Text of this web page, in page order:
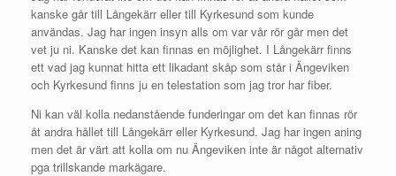
kanske går till Långekärr eller till Kyrkesund som kunde
användas. Jag har ingen insyn alls om var vår rör går men det
vet ju ni. Kanske det kan finnas en möjlighet. I Långekärr finns
ett vad jag kunnat hitta ett likadant skåp som står i Ängeviken
och Kyrkesund finns ju en telestation som jag tror har fiber.
Ni kan väl kolla nedanstående funderingar om det kan finnas rör
åt andra hållet till Långekärr eller Kyrkesund. Jag har ingen aning
men det är värt att kolla om nu Ängeviken inte är något alternativ
pga trillskande markägare.